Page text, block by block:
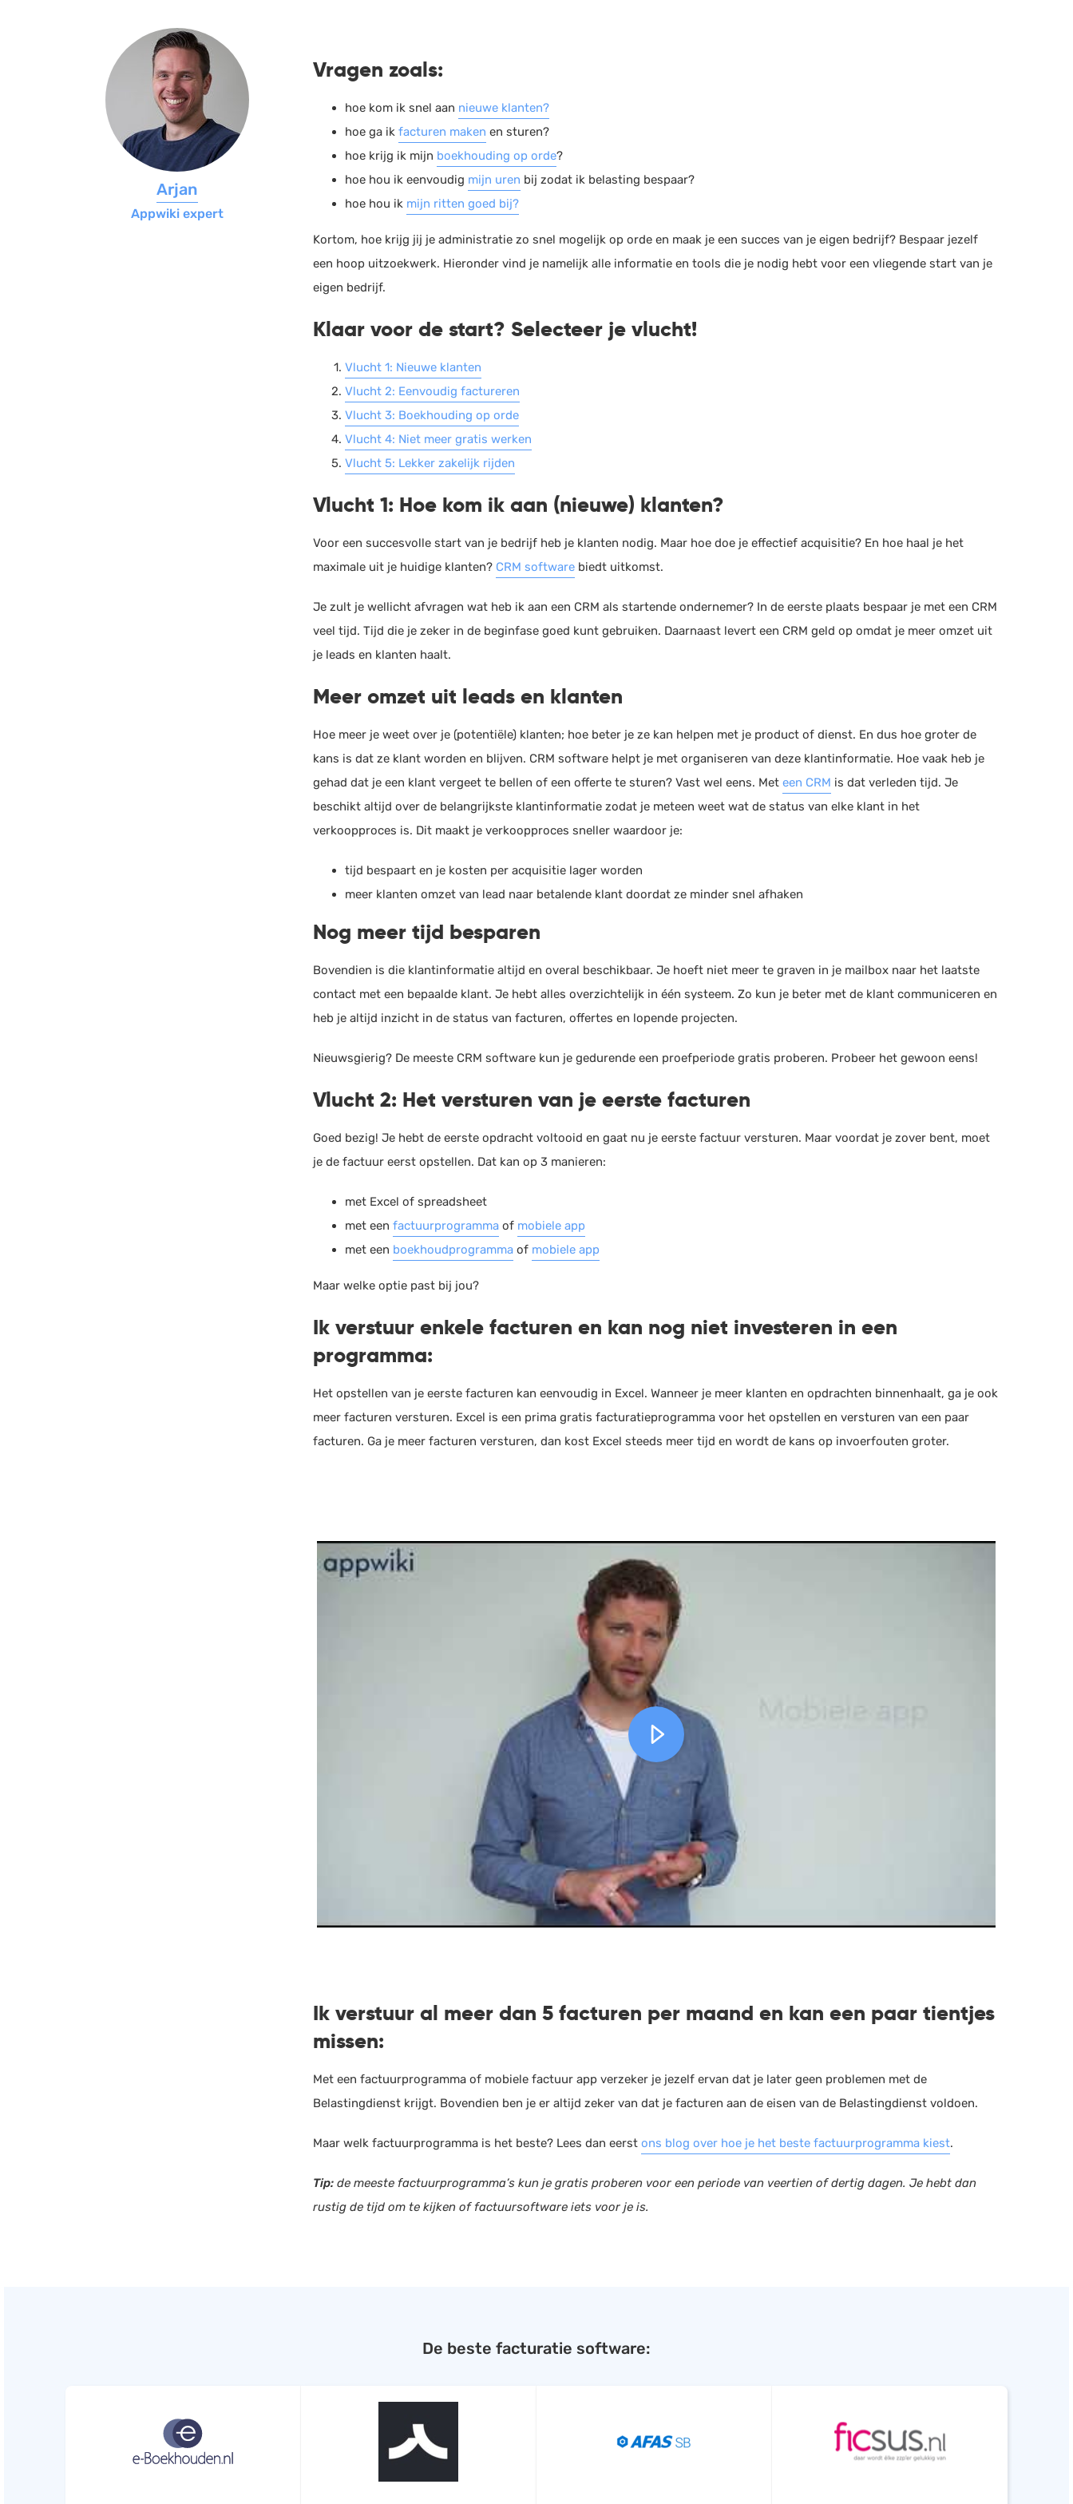
Website
Vragen zoals:
hoe kom ik snel aan nieuwe klanten?
hoe ga ik facturen maken en sturen?
hoe krijg ik mijn boekhouding op orde?
hoe hou ik eenvoudig mijn uren bij zodat ik belasting bespaar?
hoe hou ik mijn ritten goed bij?
Kortom, hoe krijg jij je administratie zo snel mogelijk op orde en maak je een succes van je eigen bedrijf? Bespaar jezelf
een hoop uitzoekwerk. Hieronder vind je namelijk alle informatie en tools die je nodig hebt voor een vliegende start van je
eigen bedrijf.
Klaar voor de start? Selecteer je vlucht!
Vlucht 1: Nieuwe klanten
Vlucht 2: Eenvoudig factureren
Vlucht 3: Boekhouding op orde
Vlucht 4: Niet meer gratis werken
Vlucht 5: Lekker zakelijk rijden
Vlucht 1: Hoe kom ik aan (nieuwe) klanten?
Voor een succesvolle start van je bedrijf heb je klanten nodig. Maar hoe doe je effectief acquisitie? En hoe haal je het
maximale uit je huidige klanten? CRM software biedt uitkomst.
Je zult je wellicht afvragen wat heb ik aan een CRM als startende ondernemer? In de eerste plaats bespaar je met een CRM
veel tijd. Tijd die je zeker in de beginfase goed kunt gebruiken. Daarnaast levert een CRM geld op omdat je meer omzet uit
je leads en klanten haalt.
Meer omzet uit leads en klanten
Hoe meer je weet over je (potentiële) klanten; hoe beter je ze kan helpen met je product of dienst. En dus hoe groter de
kans is dat ze klant worden en blijven. CRM software helpt je met organiseren van deze klantinformatie. Hoe vaak heb je
gehad dat je een klant vergeet te bellen of een offerte te sturen? Vast wel eens. Met een CRM is dat verleden tijd. Je
beschikt altijd over de belangrijkste klantinformatie zodat je meteen weet wat de status van elke klant in het
verkoopproces is. Dit maakt je verkoopproces sneller waardoor je:
tijd bespaart en je kosten per acquisitie lager worden
meer klanten omzet van lead naar betalende klant doordat ze minder snel afhaken
Nog meer tijd besparen
Bovendien is die klantinformatie altijd en overal beschikbaar. Je hoeft niet meer te graven in je mailbox naar het laatste
contact met een bepaalde klant. Je hebt alles overzichtelijk in één systeem. Zo kun je beter met de klant communiceren en
heb je altijd inzicht in de status van facturen, offertes en lopende projecten.
Nieuwsgierig? De meeste CRM software kun je gedurende een proefperiode gratis proberen. Probeer het gewoon eens!
Vlucht 2: Het versturen van je eerste facturen
Goed bezig! Je hebt de eerste opdracht voltooid en gaat nu je eerste factuur versturen. Maar voordat je zover bent, moet
je de factuur eerst opstellen. Dat kan op 3 manieren:
met Excel of spreadsheet
met een factuurprogramma of mobiele app
met een boekhoudprogramma of mobiele app
Maar welke optie past bij jou?
Ik verstuur enkele facturen en kan nog niet investeren in een
programma:
Het opstellen van je eerste facturen kan eenvoudig in Excel. Wanneer je meer klanten en opdrachten binnenhaalt, ga je ook
meer facturen versturen. Excel is een prima gratis facturatieprogramma voor het opstellen en versturen van een paar
facturen. Ga je meer facturen versturen, dan kost Excel steeds meer tijd en wordt de kans op invoerfouten groter.
Arjan
Appwiki expert
Ik verstuur al meer dan 5 facturen per maand en kan een paar tientjes
missen:
Met een factuurprogramma of mobiele factuur app verzeker je jezelf ervan dat je later geen problemen met de
Belastingdienst krijgt. Bovendien ben je er altijd zeker van dat je facturen aan de eisen van de Belastingdienst voldoen.
Maar welk factuurprogramma is het beste? Lees dan eerst ons blog over hoe je het beste factuurprogramma kiest.
Tip: de meeste factuurprogramma’s kun je gratis proberen voor een periode van veertien of dertig dagen. Je hebt dan
rustig de tijd om te kijken of factuursoftware iets voor je is.
De beste facturatie software: